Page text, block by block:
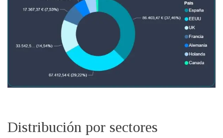
Distribución por sectores